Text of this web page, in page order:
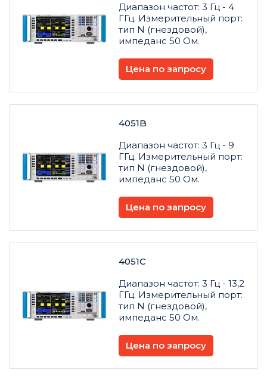
Диапазон частот: 3 Гц - 4
ГГц. Измерительный порт:
тип N (гнездовой),
импеданс 50 Ом.
Цена по запросу
4051B
Диапазон частот: 3 Гц - 9
ГГц. Измерительный порт:
тип N (гнездовой),
импеданс 50 Ом.
Цена по запросу
4051С
Диапазон частот: 3 Гц - 13,2
ГГц. Измерительный порт:
тип N (гнездовой),
импеданс 50 Ом.
Цена по запросу